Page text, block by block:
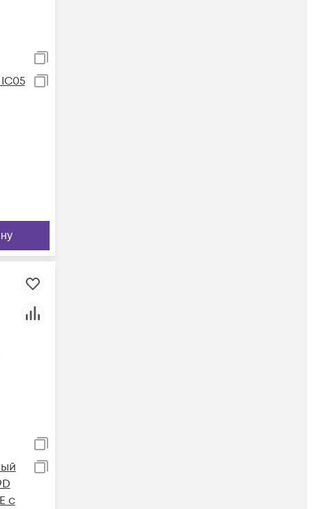
с